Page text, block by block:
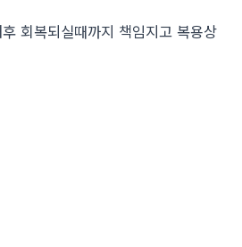
회복되실때까지 책임지고 복용상